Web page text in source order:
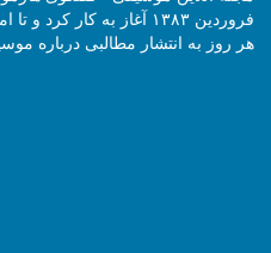
فروردین ۱۳۸۳ آغاز به کار
هر روز به انتشار مطالبی درباره